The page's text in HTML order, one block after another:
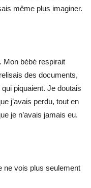
même plus imaginer.
Mon bébé respirait
des documents,
piquaient. Je doutais
j’avais perdu, tout en
je n’avais jamais eu.
ne vois plus seulement